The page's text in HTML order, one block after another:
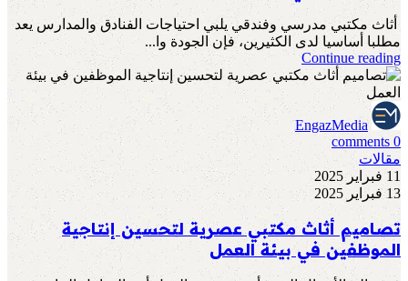
أثاث مكتبي مدرسي وفندقي يلبي احتياجات الفنادق والمدارس يعد
مطلبا أساسيا لدى الكثيرين، فإن الجودة وا...
Continue reading
EngazMedia
0
comments
مقالات
11 فبراير 2025
13 فبراير 2025
تصاميم أثاث مكتبي عصرية لتحسين إنتاجية
الموظفين في بيئة العمل